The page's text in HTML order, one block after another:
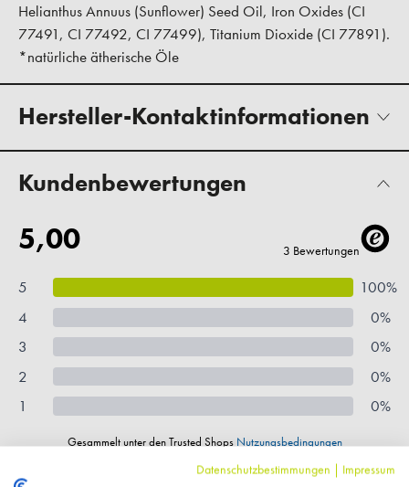
Helianthus Annuus (Sunflower) Seed Oil, Iron Oxides (CI
77491, CI 77492, CI 77499), Titanium Dioxide (CI 77891).
*natürliche ätherische Öle
Hersteller-Kontaktinformationen
Kundenbewertungen
Datenschutzbestimmungen | Impressum